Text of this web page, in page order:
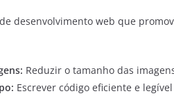
desenvolvimento web que
Reduzir o tamanho das
Escrever código eficiente e